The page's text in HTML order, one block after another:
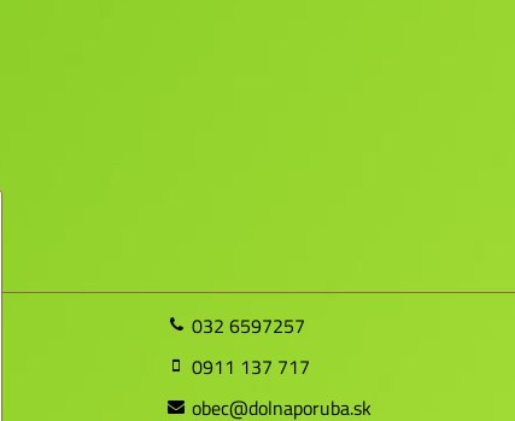
032 6597257
0911 137 717
obec@dolnaporuba.sk